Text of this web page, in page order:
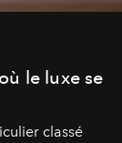
le luxe se
classé